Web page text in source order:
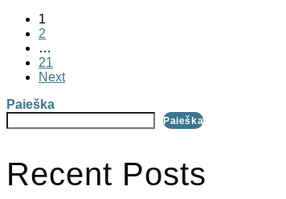
1
2
…
21
Next
Paieška
Paieška
Recent Posts